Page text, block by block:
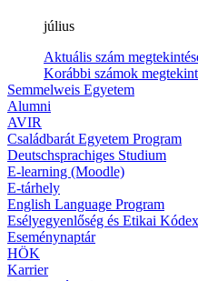
július
Aktuális szám
Korábbi számok
Semmelweis Egyetem
Alumni
AVIR
Családbarát Egyetem Program
Deutschsprachiges Studium
E-learning (Moodle)
E-tárhely
English Language Program
Esélyegyenlőség és Etikai Kódex
Eseménynaptár
HÖK
Karrier